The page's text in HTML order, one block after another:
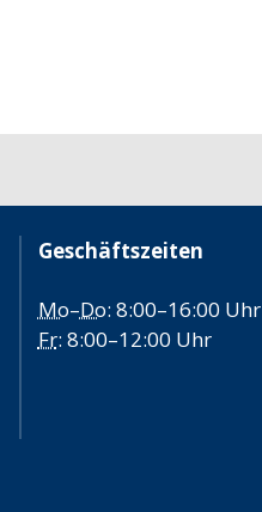
Geschäftszeiten
Mo–Do: 8:00–16:00 Uhr
Fr: 8:00–12:00 Uhr